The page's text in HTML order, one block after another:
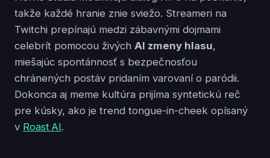
takže každé hranie znie sviežo. Streameri na
Twitchi prepínajú medzi zábavnými dojmami
celebrít pomocou živých AI zmeny hlasu,
miešajúc spontánnosť s bezpečnosťou
chránených postáv pridaním varovaní o paródii.
Dokonca aj meme kultúra prijíma syntetickú reč
pre kúsky, ako je trend tongue-in-cheek opísaný
v Roast AI.